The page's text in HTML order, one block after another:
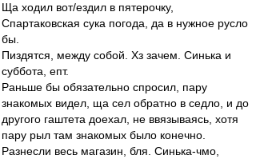
Ща ходил вот/ездил в пятерочку,
Спартаковская сука погода, да в нужное русло
бы.
Пиздятся, между собой. Хз зачем. Синька и
суббота, епт.
Раньше бы обязательно спросил, пару
знакомых видел, ща сел обратно в седло, и до
другого гаштета доехал, не ввязываясь, хотя
пару рыл там знакомых было конечно.
Разнесли весь магазин, бля. Синька-чмо,